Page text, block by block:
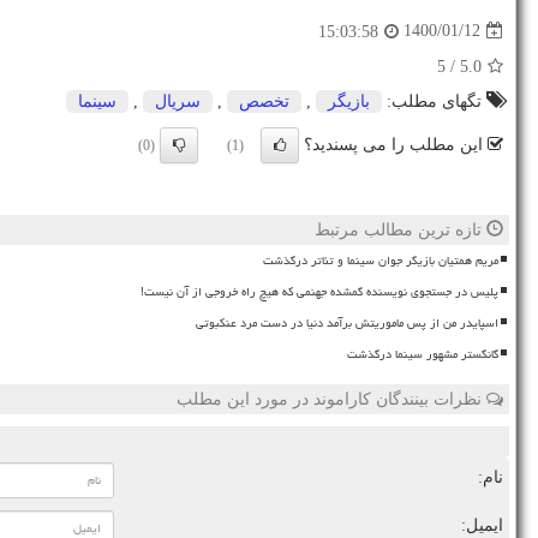
1400/01/12
15:03:58
5.0
/ 5
تگهای مطلب:
بازیگر تخصص سریال سینما
این مطلب را می پسندید؟ (1)
(0)
تازه ترین مطالب مرتبط
مریم همتیان بازیگر جوان سینما و تئاتر درگذشت
پلیس در جستجوی نویسنده گمشده جهنمی که هیچ راه خروجی از آن نیست!
اسپایدر من از پس ماموریتش برآمد دنیا در دست مرد عنکبوتی
گانگستر مشهور سینما درگذشت
نظرات بینندگان کاراموند در مورد این مطلب
نام:
ایمیل: